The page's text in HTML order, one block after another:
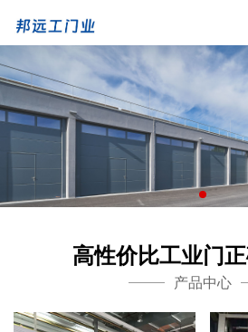
高性价比工业门
产品中心